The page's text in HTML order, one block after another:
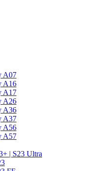
A07
A16
A17
A26
A36
A37
A56
A57
| S23 Ultra